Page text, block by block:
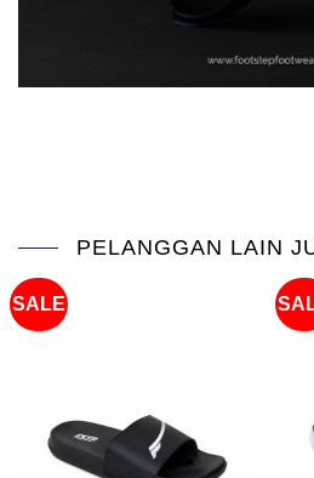
PELANGGAN LAIN
SALE